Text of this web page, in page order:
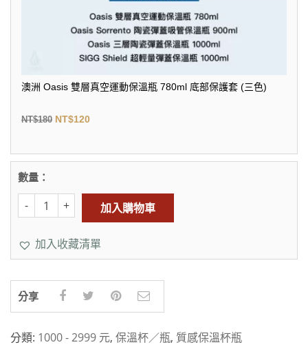
澳洲 Oasis 雙層真空運動保溫瓶 780ml 底部保護套 (三色)
NT$180 NT$120
數量：
加入購物車
加入收藏清單
分享
分類: 1000 - 2999 元, 保溫杯／瓶, 質感保溫杯瓶